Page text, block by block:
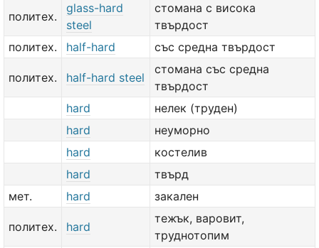
политех.
glass-hard
steel
стомана с висока
твърдост
политех.
half-hard със средна твърдост
политех. half-hard steel
стомана със средна
твърдост
hard
нелек (труден)
hard
неуморно
hard
костелив
hard
твърд
мет.
hard закален
политех. hard
тежък, варовит,
труднотопим